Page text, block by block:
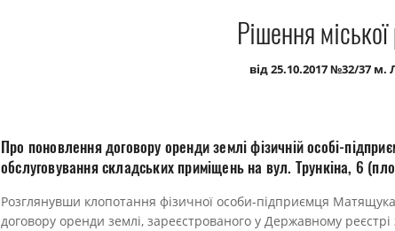
Рішення
від 25.10.2017 №32/37 м.
Про поновлення договору оренди землі фізичній особі-
обслуговування складських приміщень на вул. Трункіна, 6
Розглянувши клопотання фізичної особи-підприємця
договору оренди землі, зареєстрованого у